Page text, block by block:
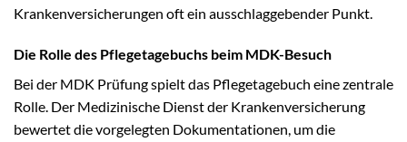
Krankenversicherungen oft ein ausschlaggebender Punkt.
Die Rolle des Pflegetagebuchs beim MDK-Besuch
Bei der MDK Prüfung spielt das Pflegetagebuch eine zentrale
Rolle. Der Medizinische Dienst der Krankenversicherung
bewertet die vorgelegten Dokumentationen, um die